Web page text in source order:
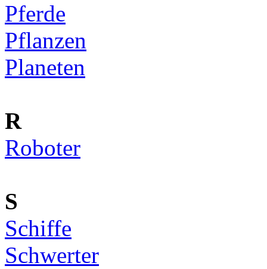
Pferde
Pflanzen
Planeten
R
Roboter
S
Schiffe
Schwerter